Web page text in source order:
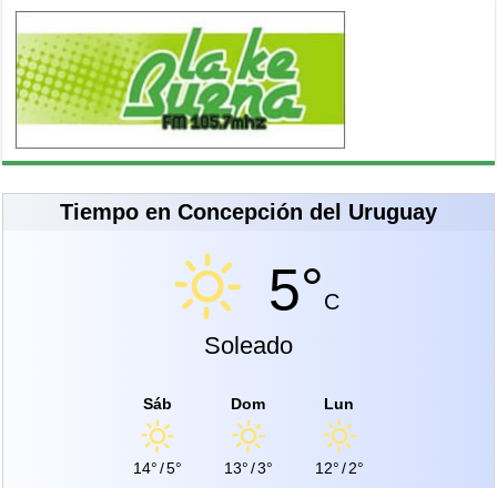
Tiempo en Concepción del Uruguay
5°C
Soleado
Sáb
14°/5°
Dom
13°/3°
Lun
12°/2°